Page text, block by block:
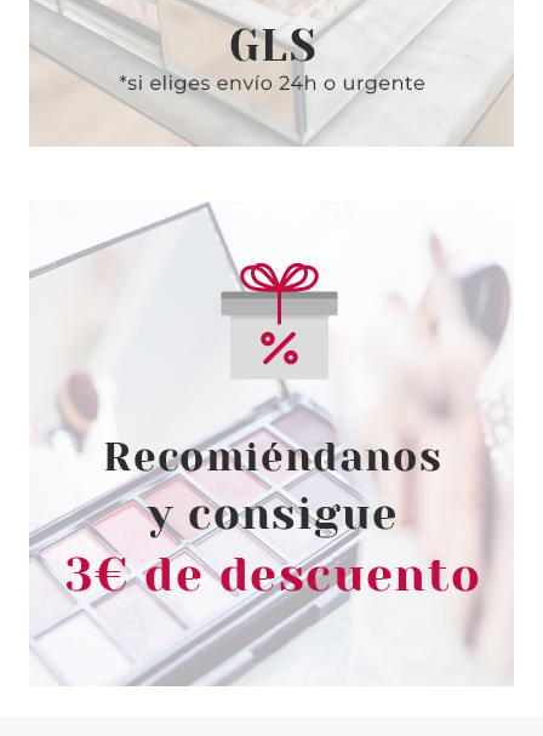
ARDELL PESTAÑAS EDGY 405
BLACK CON ADHESIVO
desde
4.10€
ARDELL
ARDELL PESTAÑAS NATURAL